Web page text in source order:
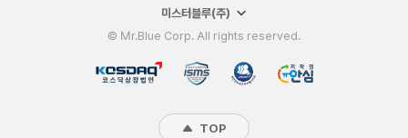
미스터블루(주)
© Mr.Blue Corp. All rights reserved.
TOP